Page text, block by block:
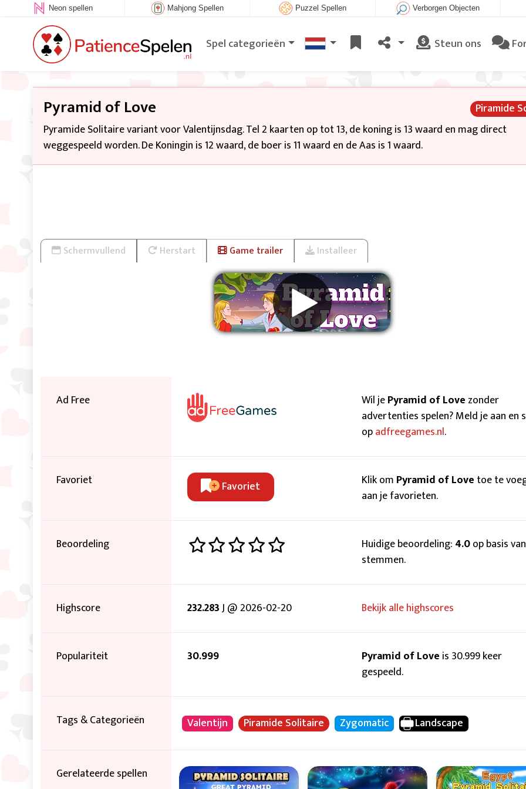
Neon spellen Mahjong Spellen Puzzel Spellen Verborgen Objecten
Spel categorieën Steun ons
Piramide
Pyramid of Love
Pyramide Solitaire variant voor Valentijnsdag. Tel 2 kaarten op tot 13, de koning is 13 waard en mag direct
weggespeeld worden. De Koningin is 12 waard, de boer is 11 waard en de Aas is 1 waard.
Schermvullend Herstart Game trailer Installeer
Ad Free Wil jePyramid of Love zonder
advertenties spelen? Meld je aan en
opadfreegames.nl.
Favoriet Favoriet Klik om Pyramid of Love toe te
aan je favorieten.
Beoordeling Huidige beoordeling: 4.0op basis
stemmen.
Highscore 232.283J @ 2026-02-20 Bekijk alle highscores
Populariteit 30.999 Pyramid of Love is 30.999 keer
gespeeld.
Tags & Categorieën Valentijn Piramide Solitaire Zygomatic Landscape
Gerelateerde spellen